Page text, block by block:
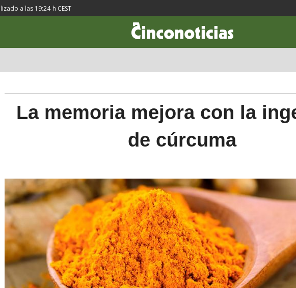
a las 19:24 h CEST
La memoria mejora con la
de cúrcuma